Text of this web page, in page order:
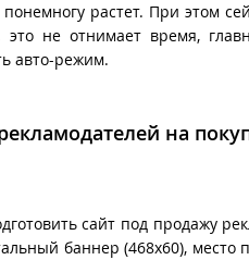
растет. При этом
это не отнимает время,
авто-режим.
на
сайт под продажу
баннер (468х60), место